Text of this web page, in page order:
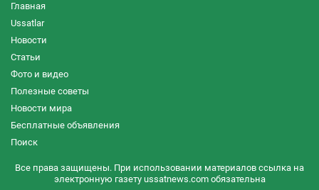
Главная
Ussatlar
Новости
Статьи
Фото и видео
Полезные советы
Новости мира
Бесплатные объявления
Поиск
Все права защищены. При использовании материалов ссылка на
электронную газету ussatnews.com обязательна